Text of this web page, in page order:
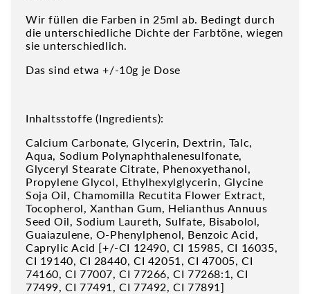
Wir füllen die Farben in 25ml ab. Bedingt durch
die unterschiedliche Dichte der Farbtöne, wiegen
sie unterschiedlich.
Das sind etwa +/-10g je Dose
Inhaltsstoffe (Ingredients):
Calcium Carbonate, Glycerin, Dextrin, Talc,
Aqua, Sodium Polynaphthalenesulfonate,
Glyceryl Stearate Citrate, Phenoxyethanol,
Propylene Glycol, Ethylhexylglycerin, Glycine
Soja Oil, Chamomilla Recutita Flower Extract,
Tocopherol, Xanthan Gum, Helianthus Annuus
Seed Oil, Sodium Laureth, Sulfate, Bisabolol,
Guaiazulene, O-Phenylphenol, Benzoic Acid,
Caprylic Acid [+/-CI 12490, CI 15985, CI 16035,
CI 19140, CI 28440, CI 42051, CI 47005, CI
74160, CI 77007, CI 77266, CI 77268:1, CI
77499, CI 77491, CI 77492, CI 77891]